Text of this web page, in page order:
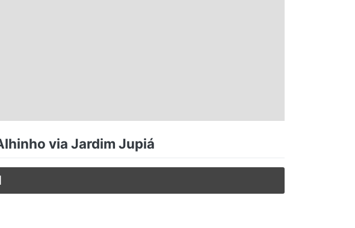
via Jardim Jupiá